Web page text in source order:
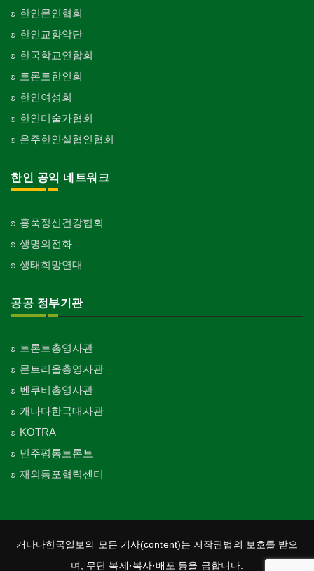
한인문인협회
한인교향악단
한국학교연합회
토론토한인회
한인여성회
한인미술가협회
온주한인실협인협회
한인 공익 네트워크
홍푹정신건강협회
생명의전화
생태희망연대
공공 정부기관
토론토총영사관
몬트리올총영사관
벤쿠버총영사관
캐나다한국대사관
KOTRA
민주평통토론토
재외통포협력센터
캐나다한국일보의 모든 기사(content)는 저작권법의 보호를 받으
며, 무단 복제·복사·배포 등을 금합니다.